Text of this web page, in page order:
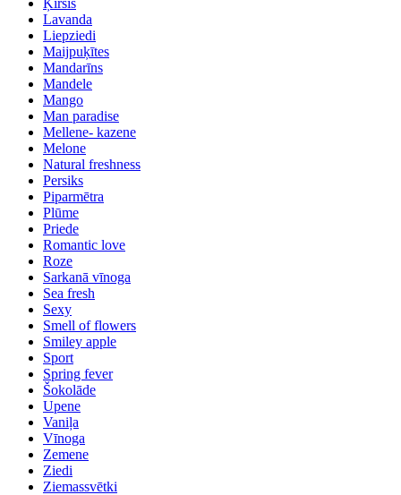
Ķirsis
Lavanda
Liepziedi
Maijpuķītes
Mandarīns
Mandele
Mango
Man paradise
Mellene- kazene
Melone
Natural freshness
Persiks
Piparmētra
Plūme
Priede
Romantic love
Roze
Sarkanā vīnoga
Sea fresh
Sexy
Smell of flowers
Smiley apple
Sport
Spring fever
Šokolāde
Upene
Vaniļa
Vīnoga
Zemene
Ziedi
Ziemassvētki